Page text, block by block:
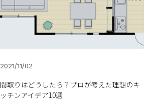
2021/11/02
間取りはどうしたら？プロが考えた理想のキ
ッチンアイデア10選